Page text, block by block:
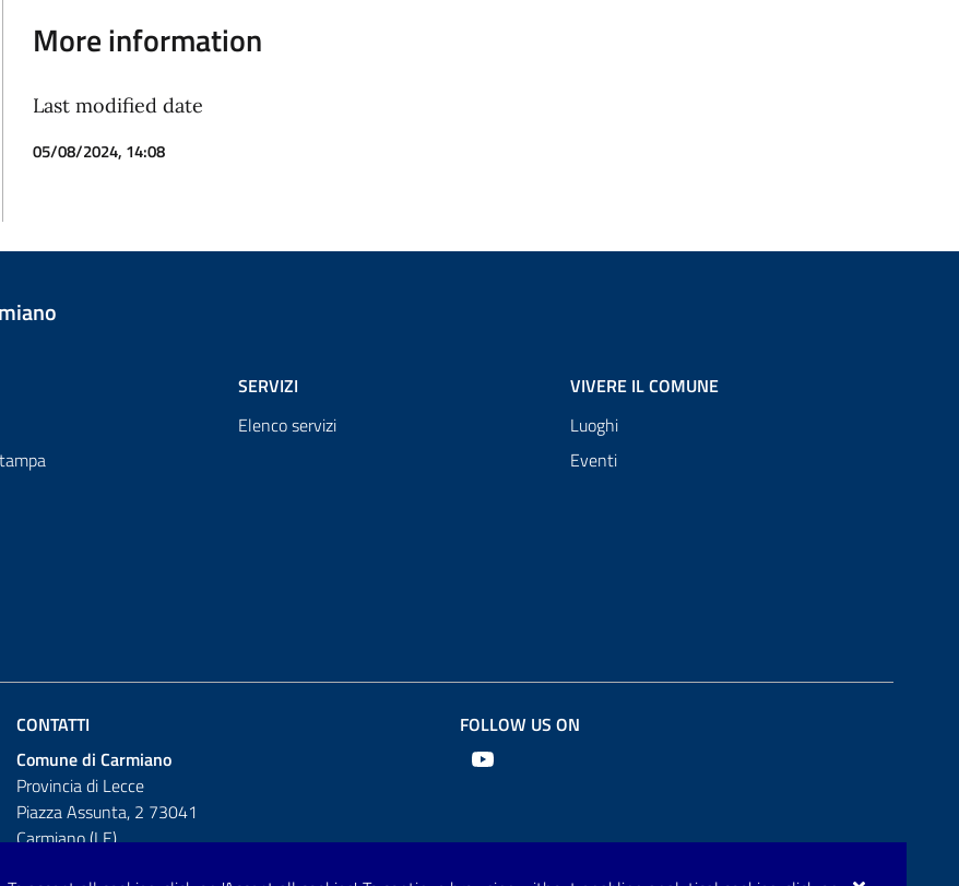
More information
Last modified date
05/08/2024, 14:08
SERVIZI
Elenco servizi
VIVERE IL COMUNE
Luoghi
Eventi
CONTATTI
Comune di Carmiano
Provincia di Lecce
Piazza Assunta, 2 73041
Carmiano (LE)
FOLLOW US ON